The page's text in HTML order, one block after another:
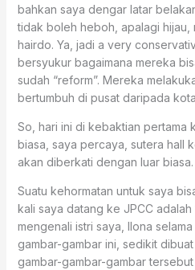
bahkan saya dengar latar
tidak boleh heboh, apalagi hijau,
hairdo. Ya, jadi a very
bersyukur bagaimana mereka
sudah “reform”. Mereka
bertumbuh di pusat daripada
So, hari ini di kebaktian pertama
biasa, saya percaya, sutera hall
akan diberkati dengan luar
Suatu kehormatan untuk saya
kali saya datang ke JPCC adalah
mengenali istri saya, Ilona
gambar-gambar ini, sedikit
gambar-gambar-gambar